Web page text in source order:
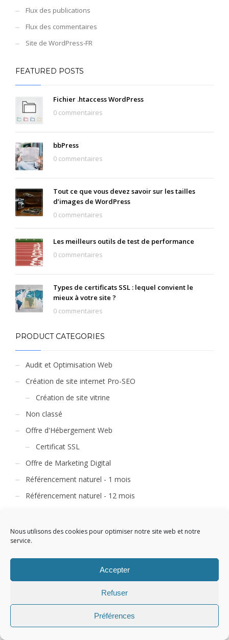
Nous utilisons des cookies pour optimiser notre site web et notre
service.
Accepter
Refuser
Préférences
Flux des publications
Flux des commentaires
Site de WordPress-FR
FEATURED POSTS
Fichier .htaccess WordPress
0 commentaires
bbPress
0 commentaires
Tout ce que vous devez savoir sur les tailles
d’images de WordPress
0 commentaires
Les meilleurs outils de test de performance
0 commentaires
Types de certificats SSL : lequel convient le
mieux à votre site ?
0 commentaires
PRODUCT CATEGORIES
Audit et Optimisation Web
Création de site internet Pro-SEO
Création de site vitrine
Non classé
Offre d'Hébergement Web
Certificat SSL
Offre de Marketing Digital
Référencement naturel - 1 mois
Référencement naturel - 12 mois
Référencement naturel RGG
Référencement Payant
Referencement Social SMO